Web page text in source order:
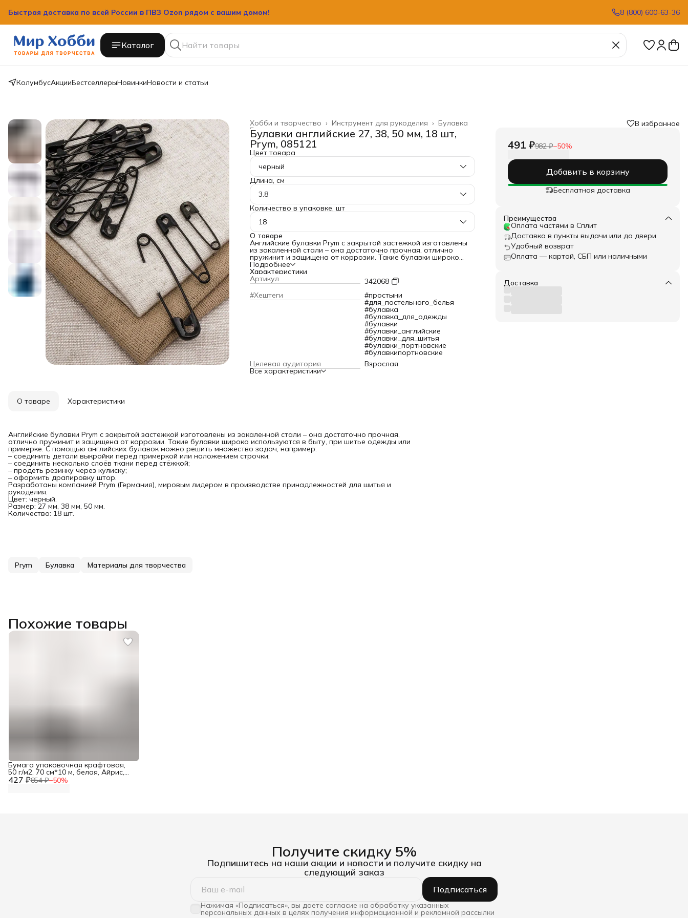
Быстрая доставка по всей России в ПВЗ Ozon рядом с вашим домом! 8 (800) 600-63-36
Каталог
КолумбусАкцииБестселлерыНовинкиНовости и статьи
Булавка
Инструмент для рукоделия ›
Хобби и творчество ›
Главная ›
Булавки английские 27, 38, 50 мм, 18 шт,
Prym, 085121
Цвет товара
черный
Длина, см
3.8
Количество в упаковке, шт
18
О товаре
Английские булавки Prym с закрытой застежкой изготовлены
из закаленной стали – она достаточно прочная, отлично
пружинит и защищена от коррозии. Такие булавки широко
используются в быту, при шитье одежды или примерке. С
помощью английских булавок можно решить множество
задач, например:
– соединить детали выкройки перед примеркой или
наложением строчки;
– соединить несколько слоёв ткани перед стёжкой;
– продеть резинку через кулиску;
Разработаны компанией Prym (Германия), мировым лидером в
производстве принадлежностей для шитья и рукоделия.
Подробнее
Характеристики
Артикул
342068
#Хештеги
#простыни
#для_постельного_белья
#булавка
#булавка_для_одежды
#булавки
#булавки_английские
#булавки_для_шитья
#булавки_портновские
#булавкипортновские
Целевая аудитория
Взрослая
Все характеристики
В избранное
491 ₽982 ₽−50%
Добавить в корзину
Бесплатная доставка
Преимущества
Оплата частями в Сплит
Доставка в пункты выдачи или до двери
Удобный возврат
Оплата — картой, СБП или наличными
Доставка
О товаре Характеристики
Английские булавки Prym с закрытой застежкой изготовлены из закаленной стали – она достаточно прочная,
отлично пружинит и защищена от коррозии. Такие булавки широко используются в быту, при шитье одежды или
примерке. С помощью английских булавок можно решить множество задач, например:
– соединить детали выкройки перед примеркой или наложением строчки;
– соединить несколько слоёв ткани перед стёжкой;
– продеть резинку через кулиску;
– оформить драпировку штор.
Разработаны компанией Prym (Германия), мировым лидером в производстве принадлежностей для шитья и
рукоделия.
Цвет: черный.
Размер: 27 мм, 38 мм, 50 мм.
Количество: 18 шт.
Prym Булавка Материалы для творчества
Похожие товары
427 ₽854 ₽−50%
Бумага упаковочная крафтовая,
50 г/м2, 70 см*10 м, белая, Айрис,
подарочная упаковка
Получите скидку 5%
Подпишитесь на наши акции и новости и получите скидку на
следующий заказ
Подписаться
Нажимая «Подписаться», вы даете согласие на обработку указанных
персональных данных в целях получения информационной и рекламной рассылки